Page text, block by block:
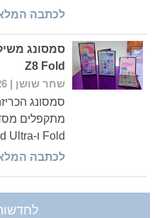
לכתבה
סמסונג
Z8 Fold
שחר שושן | 20.07.2026
סמסונג
Fold ו-Z8 Fold Ultra...
לכתבה